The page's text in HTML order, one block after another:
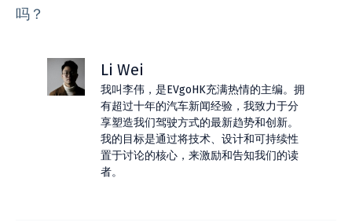
吗？
Li Wei
我叫李伟，是EVgoHK充满热情的主编。拥
有超过十年的汽车新闻经验，我致力于分
享塑造我们驾驶方式的最新趋势和创新。
我的目标是通过将技术、设计和可持续性
置于讨论的核心，来激励和告知我们的读
者。